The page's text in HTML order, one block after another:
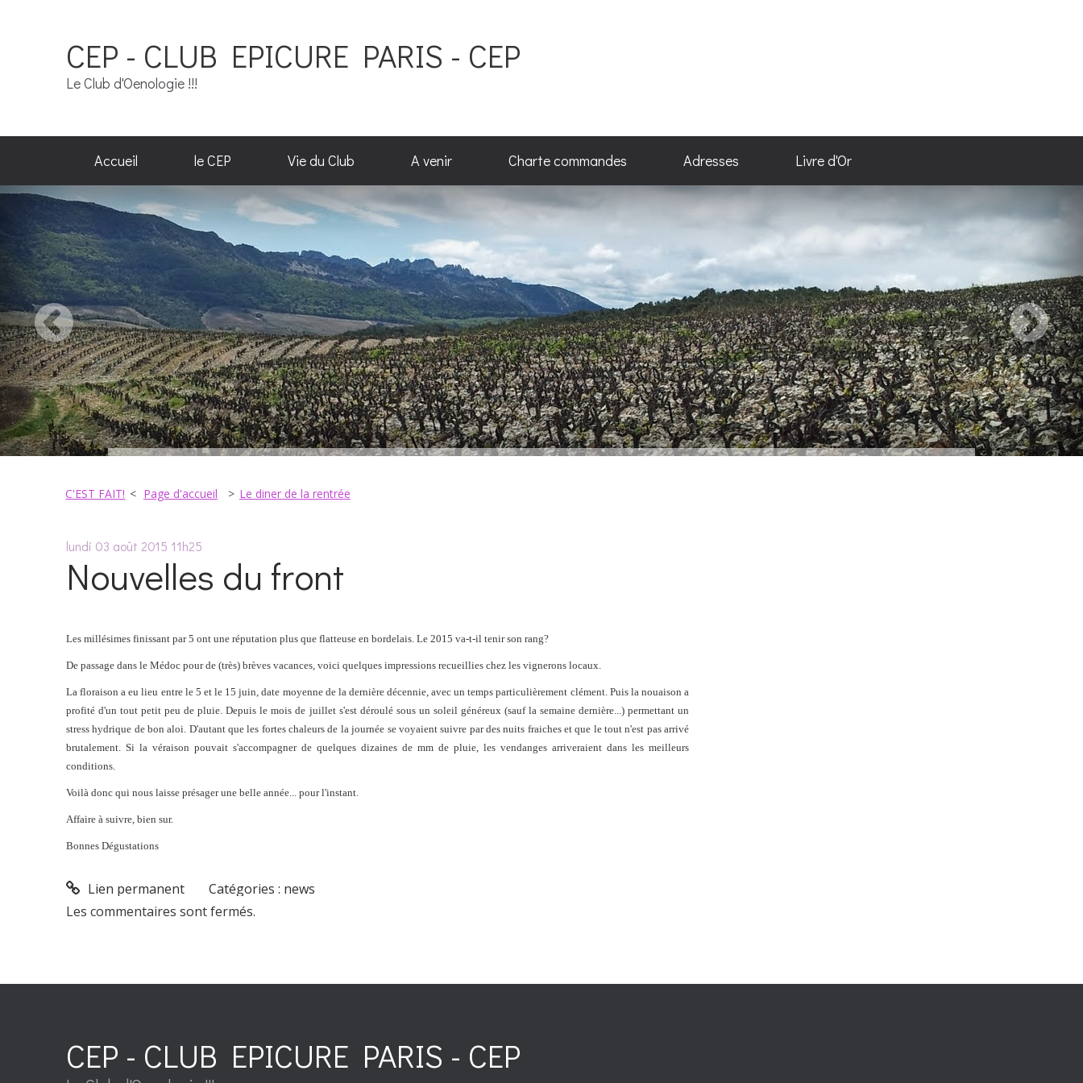
CEP - CLUB EPICURE PARIS - CEP
Le Club d'Oenologie !!!
Accueil le CEP Vie du Club A venir Charte commandes Adresses Livre d'Or
C'EST FAIT! Page d'accueil Le diner de la rentrée
lundi 03 août 2015 11h25
Nouvelles du front
Les millésimes finissant par 5 ont une réputation plus que flatteuse en bordelais. Le 2015 va-t-il tenir son rang?
De passage dans le Médoc pour de (très) brèves vacances, voici quelques impressions recueillies chez les vignerons locaux.
La floraison a eu lieu entre le 5 et le 15 juin, date moyenne de la dernière décennie, avec un temps particulièrement clément. Puis la nouaison a
profité d'un tout petit peu de pluie. Depuis le mois de juillet s'est déroulé sous un soleil généreux (sauf la semaine dernière...) permettant un
stress hydrique de bon aloi. D'autant que les fortes chaleurs de la journée se voyaient suivre par des nuits fraiches et que le tout n'est pas arrivé
brutalement. Si la véraison pouvait s'accompagner de quelques dizaines de mm de pluie, les vendanges arriveraient dans les meilleurs
conditions.
Voilà donc qui nous laisse présager une belle année... pour l'instant.
Affaire à suivre, bien sur.
Bonnes Dégustations
Lien permanent Catégories : news
Les commentaires sont fermés.
CEP - CLUB EPICURE PARIS - CEP